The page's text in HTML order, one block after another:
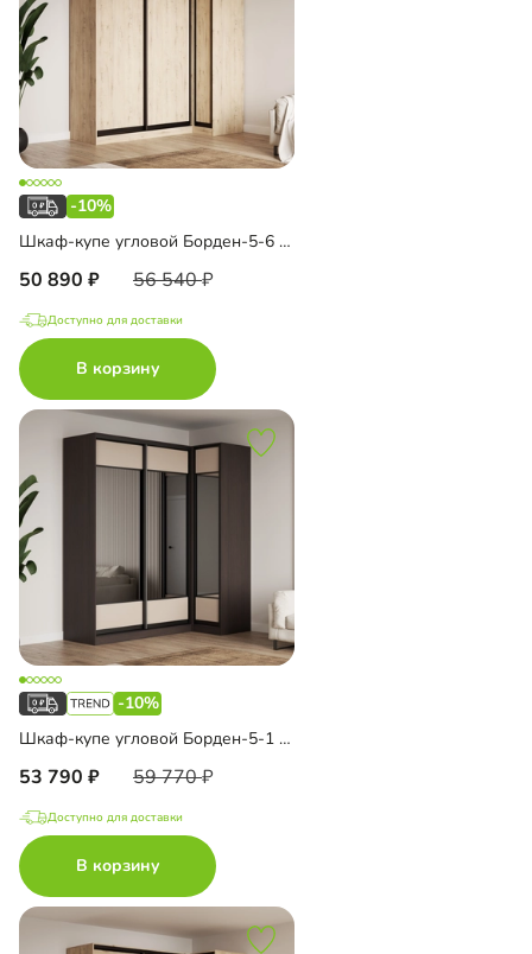
-10%
Шкаф-купе угловой Борден-5-6 1000
50 890 56 540
Доступно для доставки
В корзину
-10%
Шкаф-купе угловой Борден-5-1 1100
53 790 59 770
Доступно для доставки
В корзину